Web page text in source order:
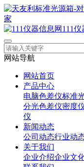
111仪
网站导航
网站首页
产品中心
电脑色差仪标准
分光色差仪密度
仪
新闻动态
公司动态行业动
关于我们
企业介绍企业文